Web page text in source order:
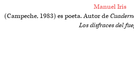
Manuel Iris
(Campeche, 1983) es poeta. Autor de
Los disfraces del